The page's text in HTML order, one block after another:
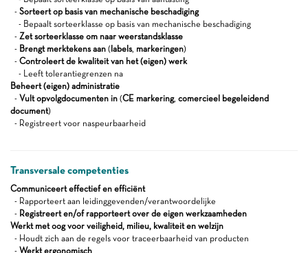
- Sorteert op basis van mechanische beschadiging
- Bepaalt sorteerklasse op basis van mechanische beschadiging
- Zet sorteerklasse om naar weerstandsklasse
- Brengt merktekens aan ( labels, markeringen)
- Controleert de kwaliteit van het (eigen) werk
- Leeft tolerantiegrenzen na
Beheert (eigen) administratie
- Vult opvolgdocumenten in (CE markering, comercieel begeleidend
document)
- Registreert voor naspeurbaarheid
Transversale competenties
Communiceert effectief en efficiënt
- Rapporteert aan leidinggevenden/verantwoordelijke
- Registreert en/of rapporteert over de eigen werkzaamheden
Werkt met oog voor veiligheid, milieu, kwaliteit en welzijn
- Houdt zich aan de regels voor traceerbaarheid van producten
- Werkt ergonomisch